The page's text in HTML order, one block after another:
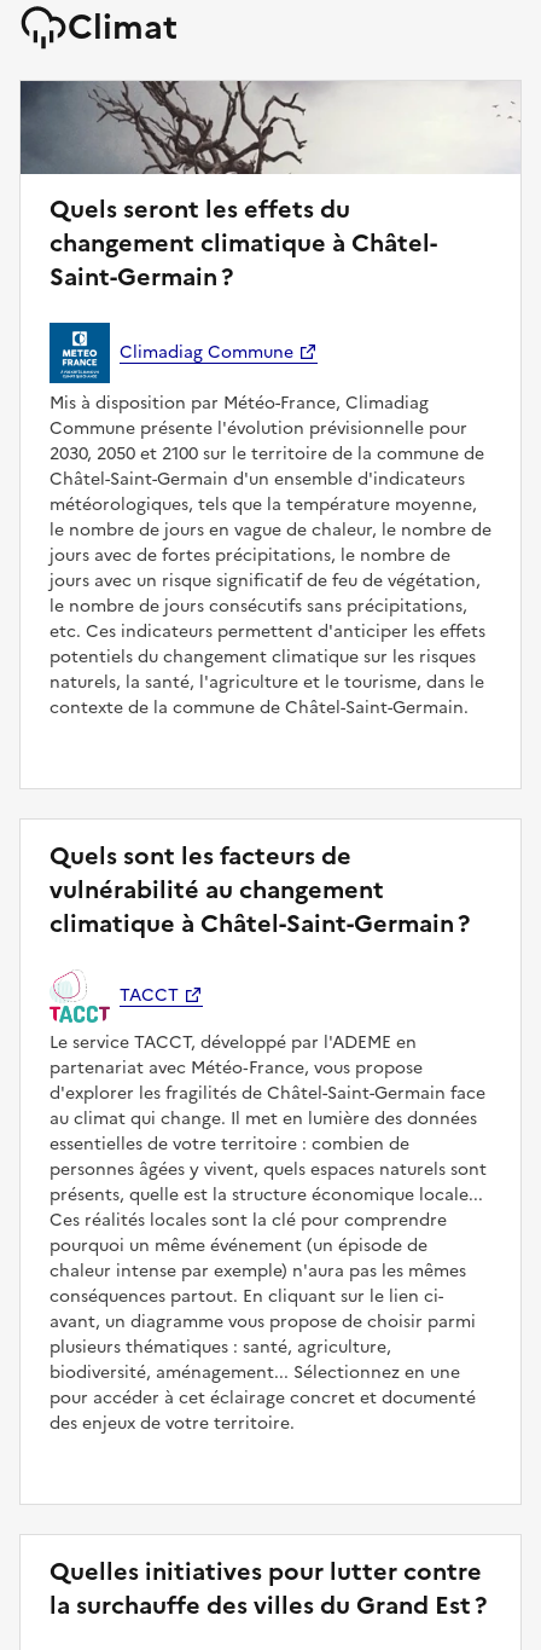
Climat
Quels seront les effets du
changement climatique à Châtel-
Saint-Germain ?
Climadiag Commune
Mis à disposition par Météo-France, Climadiag
Commune présente l'évolution prévisionnelle pour
2030, 2050 et 2100 sur le territoire de la commune de
Châtel-Saint-Germain d'un ensemble d'indicateurs
météorologiques, tels que la température moyenne,
le nombre de jours en vague de chaleur, le nombre de
jours avec de fortes précipitations, le nombre de
jours avec un risque significatif de feu de végétation,
le nombre de jours consécutifs sans précipitations,
etc. Ces indicateurs permettent d'anticiper les effets
potentiels du changement climatique sur les risques
naturels, la santé, l'agriculture et le tourisme, dans le
contexte de la commune de Châtel-Saint-Germain.
Quels sont les facteurs de
vulnérabilité au changement
climatique à Châtel-Saint-Germain ?
TACCT
Le service TACCT, développé par l'ADEME en
partenariat avec Météo‑France, vous propose
d'explorer les fragilités de Châtel-Saint-Germain face
au climat qui change. Il met en lumière des données
essentielles de votre territoire : combien de
personnes âgées y vivent, quels espaces naturels sont
présents, quelle est la structure économique locale...
Ces réalités locales sont la clé pour comprendre
pourquoi un même événement (un épisode de
chaleur intense par exemple) n'aura pas les mêmes
conséquences partout. En cliquant sur le lien ci-
avant, un diagramme vous propose de choisir parmi
plusieurs thématiques : santé, agriculture,
biodiversité, aménagement... Sélectionnez en une
pour accéder à cet éclairage concret et documenté
des enjeux de votre territoire.
Quelles initiatives pour lutter contre
la surchauffe des villes du Grand Est ?